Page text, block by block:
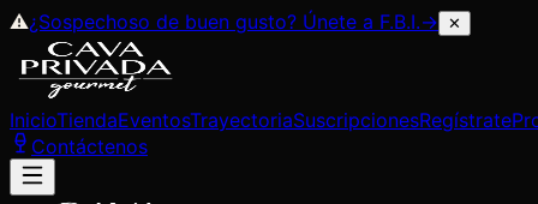
⚠¿Sospechoso de buen gusto? Únete a F.B.I.→ ✕
InicioTiendaEventosTrayectoriaSuscripcionesRegístrate
Contáctenos